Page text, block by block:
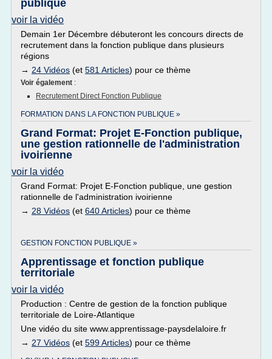
publique
voir la vidéo
Demain 1er Décembre débuteront les concours directs de
recrutement dans la fonction publique dans plusieurs
régions
→ 24 Vidéos (et 581 Articles) pour ce thème
Voir également :
Recrutement Direct Fonction Publique
FORMATION DANS LA FONCTION PUBLIQUE »
Grand Format: Projet E-Fonction publique,
une gestion rationnelle de l'administration
ivoirienne
voir la vidéo
Grand Format: Projet E-Fonction publique, une gestion
rationnelle de l'administration ivoirienne
→ 28 Vidéos (et 640 Articles) pour ce thème
GESTION FONCTION PUBLIQUE »
Apprentissage et fonction publique
territoriale
voir la vidéo
Production : Centre de gestion de la fonction publique
territoriale de Loire-Atlantique
Une vidéo du site www.apprentissage-paysdelaloire.fr
→ 27 Vidéos (et 599 Articles) pour ce thème